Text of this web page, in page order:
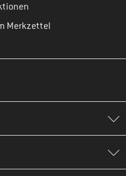
Merkzettel